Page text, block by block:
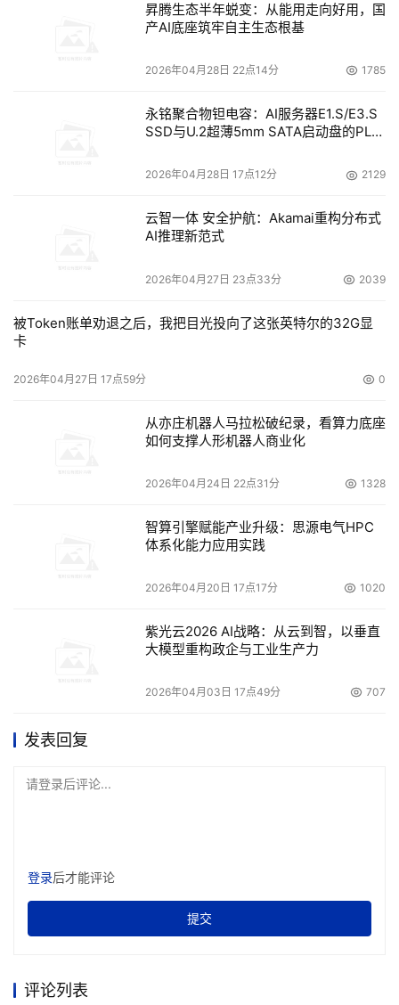
信道交换机，有效保证系统的可用性。此外，DS6000系列
更具吸引力的是，DS6000具有真正企业级功能，小型模
块化结构，极具竞争力的价格，可在客户的预算范围内为他
们提供企业级系统功能。DS6000系列是大中型企业专用系
统，可用来简化数据管理，具有强大的数据保护和恢复功能
并易于扩展。DS6000配置了DS8000采用的核心功能，体
经济全能的DS4000
DS4000系列采用模块化设计，是一种灵活的高性能平
台，可供企业根据发展的需要构建存储设施。DS4000系列
包含配有2GB光纤接口 DS4300 和DS4500以及配有4GB
比的配置。DS4000系列存储系统可配置经济高效的Serial
DS4300的最大存储容量为33TB， DS4500和DS4800的
理员可添加内部磁盘设备，或DS4000 SATA（光纤信道）
设备。采用动态容量扩展和动态容量附加功能，管理员可在
DS4000系列可与IBM TotalStorage DS家族产品紧密集
通用管理功能和通用组件，便于企业简化系统管理，保护现
最近推出的DS4800，更把中端产品引向一个新的高度。
它提供了理想的4GB SAN解决方案，能帮助用户充分利用
带来了高可用性和可靠性。灾难恢复等功能有助于用户制定
昇腾生态半年蜕变：从能用走向好用，国
产AI底座筑牢自主生态根基
2026年04月28日 22点14分 1785
永铭聚合物钽电容：AI服务器E1.S/E3.S
SSD与U.2超薄5mm SATA启动盘的PLP
2026年04月28日 17点12分 2129
云智一体 安全护航：Akamai重构分布式
AI推理新范式
2026年04月27日 23点33分 2039
被Token账单劝退之后，我把目光投向了这张英特尔的32G显
卡
2026年04月27日 17点59分 0
从亦庄机器人马拉松破纪录，看算力底座
如何支撑人形机器人商业化
2026年04月24日 22点31分 1328
智算引擎赋能产业升级：思源电气HPC
体系化能力应用实践
2026年04月20日 17点17分 1020
紫光云2026 AI战略：从云到智，以垂直
大模型重构政企与工业生产力
2026年04月03日 17点49分 707
发表回复
请登录后评论...
登录后才能评论
提交
评论列表